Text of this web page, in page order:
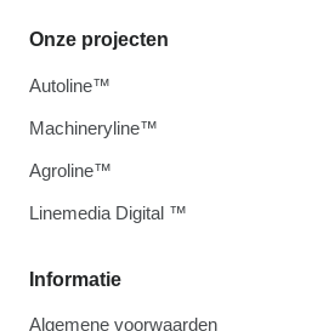
Informatie
Algemene voorwaarden
Onze projecten
Autoline™
Machineryline™
Agroline™
Linemedia Digital ™